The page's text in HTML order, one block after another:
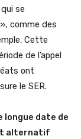
se
comme des
Cette
de l’appel
ont
le SER.
longue date de
alternatif